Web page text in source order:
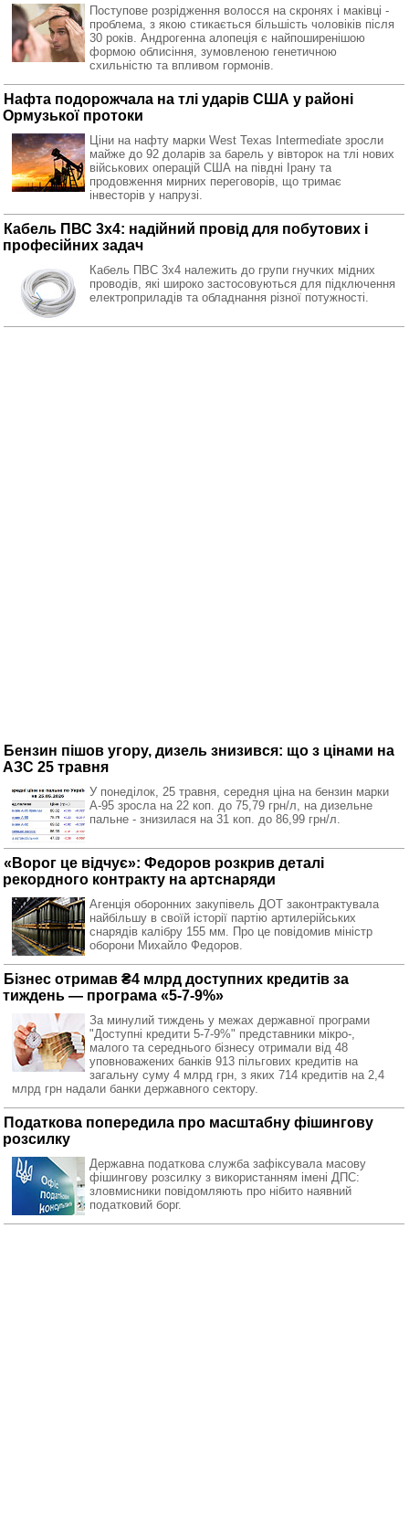
Поступове розрідження волосся на скронях і маківці -
проблема, з якою стикається більшість чоловіків після
30 років. Андрогенна алопеція є найпоширенішою
формою облисіння, зумовленою генетичною
схильністю та впливом гормонів.
Нафта подорожчала на тлі ударів США у районі
Ормузької протоки
Ціни на нафту марки West Texas Intermediate зросли
майже до 92 доларів за барель у вівторок на тлі нових
військових операцій США на півдні Ірану та
продовження мирних переговорів, що тримає
інвесторів у напрузі.
Кабель ПВС 3х4: надійний провід для побутових і
професійних задач
Кабель ПВС 3х4 належить до групи гнучких мідних
проводів, які широко застосовуються для підключення
електроприладів та обладнання різної потужності.
Бензин пішов угору, дизель знизився: що з цінами на
АЗС 25 травня
У понеділок, 25 травня, середня ціна на бензин марки
А-95 зросла на 22 коп. до 75,79 грн/л, на дизельне
пальне - знизилася на 31 коп. до 86,99 грн/л.
«Ворог це відчує»: Федоров розкрив деталі
рекордного контракту на артснаряди
Агенція оборонних закупівель ДОТ законтрактувала
найбільшу в своїй історії партію артилерійських
снарядів калібру 155 мм. Про це повідомив міністр
оборони Михайло Федоров.
Бізнес отримав ₴4 млрд доступних кредитів за
тиждень — програма «5-7-9%»
За минулий тиждень у межах державної програми
"Доступні кредити 5-7-9%" представники мікро-,
малого та середнього бізнесу отримали від 48
уповноважених банків 913 пільгових кредитів на
загальну суму 4 млрд грн, з яких 714 кредитів на 2,4
млрд грн надали банки державного сектору.
Податкова попередила про масштабну фішингову
розсилку
Державна податкова служба зафіксувала масову
фішингову розсилку з використанням імені ДПС:
зловмисники повідомляють про нібито наявний
податковий борг.